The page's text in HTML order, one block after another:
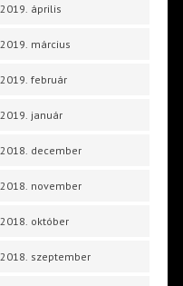
2019. április
2019. március
2019. február
2019. január
2018. december
2018. november
2018. október
2018. szeptember